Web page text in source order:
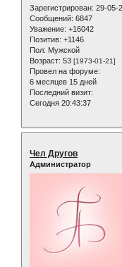
Зарегистрирован: 29-05-
Сообщений: 6847
Уважение: +16042
Позитив: +1146
Пол: Мужской
Возраст: 53 [1973-01-21]
Провел на форуме:
6 месяцев 15 дней
Последний визит:
Сегодня 20:43:37
Чел Другов
Администратор